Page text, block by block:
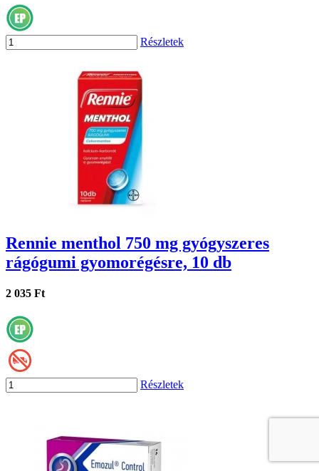
Részletek
Rennie menthol 750 mg gyógyszeres
rágógumi gyomorégésre, 10 db
2 035 Ft
Részletek